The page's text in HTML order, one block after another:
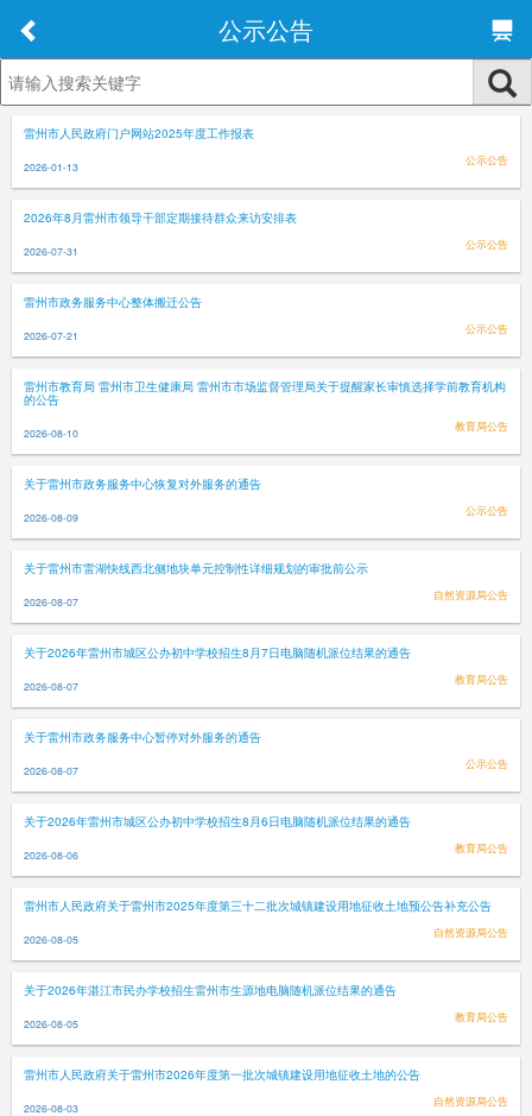
公示公告
雷州市人民政府门户网站2025年度工作报表
2026-01-13 公示公告
2026年8月雷州市领导干部定期接待群众来访安排表
2026-07-31 公示公告
雷州市政务服务中心整体搬迁公告
2026-07-21 公示公告
雷州市教育局 雷州市卫生健康局 雷州市市场监督管理局关于提醒家长审慎选择学前教育机构
的公告
2026-08-10 教育局公告
关于雷州市政务服务中心恢复对外服务的通告
2026-08-09 公示公告
关于雷州市雷湖快线西北侧地块单元控制性详细规划的审批前公示
2026-08-07 自然资源局公告
关于2026年雷州市城区公办初中学校招生8月7日电脑随机派位结果的通告
2026-08-07 教育局公告
关于雷州市政务服务中心暂停对外服务的通告
2026-08-07 公示公告
关于2026年雷州市城区公办初中学校招生8月6日电脑随机派位结果的通告
2026-08-06 教育局公告
雷州市人民政府关于雷州市2025年度第三十二批次城镇建设用地征收土地预公告补充公告
2026-08-05 自然资源局公告
关于2026年湛江市民办学校招生雷州市生源地电脑随机派位结果的通告
2026-08-05 教育局公告
雷州市人民政府关于雷州市2026年度第一批次城镇建设用地征收土地的公告
2026-08-03 自然资源局公告